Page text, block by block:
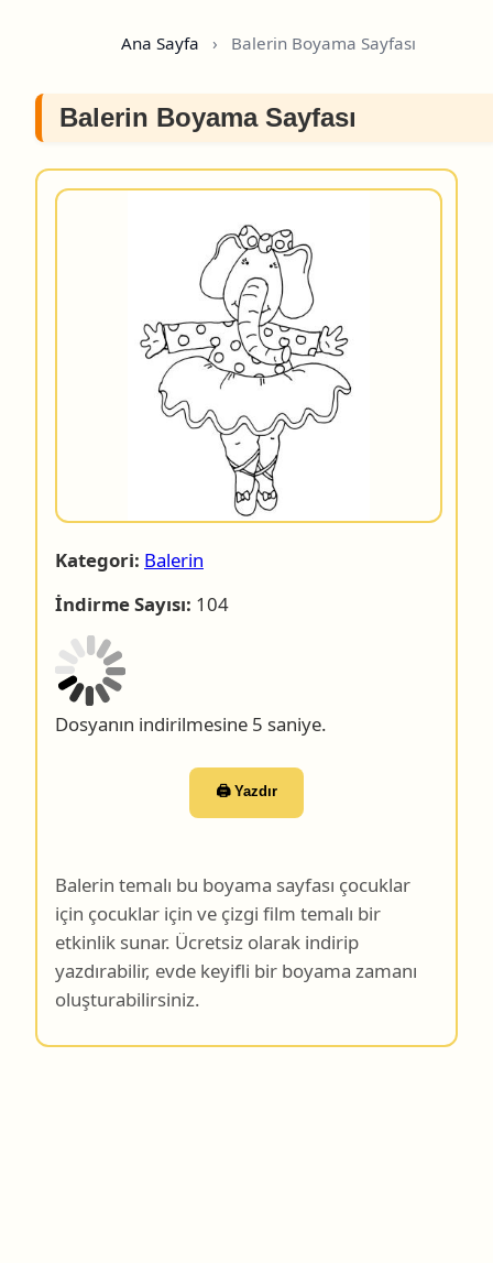
Ana Sayfa › Balerin Boyama Sayfası
Balerin Boyama Sayfası
Kategori: Balerin
İndirme Sayısı: 104
Dosyanın indirilmesine 4 saniye.
etkinlik sunar. Ücretsiz olarak indirip
yazdırabilir, evde keyifli bir boyama zamanı
oluşturabilirsiniz.